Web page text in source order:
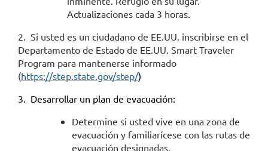
Actualizaciones cada 3 horas.
2. Si usted es un ciudadano de EE.UU. inscribirse en el
Departamento de Estado de EE.UU. Smart Traveler
Program para mantenerse informado
(https://step.state.gov/step/)
3. Desarrollar un plan de evacuación:
Determine si usted vive en una zona de
evacuación y familiarícese con las rutas de
evacuación designadas.